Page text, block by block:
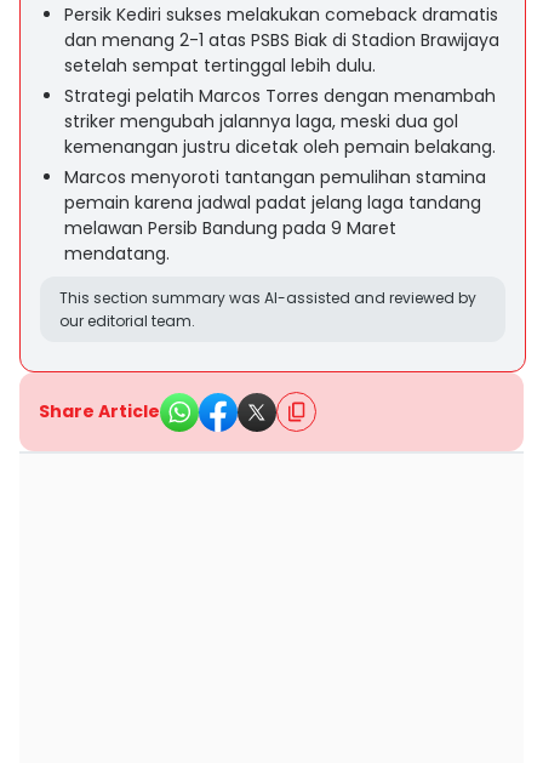
Persik Kediri sukses melakukan comeback dramatis
dan menang 2-1 atas PSBS Biak di Stadion Brawijaya
setelah sempat tertinggal lebih dulu.
Strategi pelatih Marcos Torres dengan menambah
striker mengubah jalannya laga, meski dua gol
kemenangan justru dicetak oleh pemain belakang.
Marcos menyoroti tantangan pemulihan stamina
pemain karena jadwal padat jelang laga tandang
melawan Persib Bandung pada 9 Maret
mendatang.
This section summary was AI-assisted and reviewed by
our editorial team.
Share Article